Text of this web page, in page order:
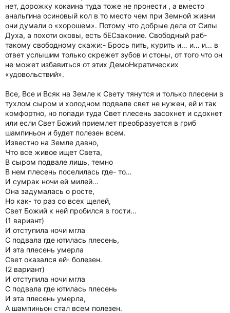
нет, дорожку кокаина туда тоже не пронести , а вместо
анальгина осиновый кол в то место чем при Земной жизни
они думали о «хорошем». Потому что добрые дела от Силы
Духа, а похоти оковы, есть бЕСзаконие. Свободный раб-
такому свободному скажи:- Брось пить, курить и… и… и... в
ответ услышим только скрежет зубов и стоны, от того что он
не может избавиться от этих ДемоНкратических
«удовольствий».
Все, Все и Всяк на Земле к Свету тянутся и только плесени в
тухлом сыром и холодном подвале свет не нужен, ей и так
комфортно, но попади туда Свет плесень засохнет и сдохнет
или если Свет Божий приемлет преобразуется в гриб
шампиньон и будет полезен всем.
Известно на Земле давно,
Что все живое ищет Света,
В сыром подвале лишь, темно
В нем плесень поселилась где- то…
И сумрак ночи ей милей…
Она задумалась о росте,
Но как- то раз со всех щелей,
Свет Божий к ней пробился в гости…
(1 вариант)
И отступила ночи мгла
С подвала где ютилась плесень,
И эта плесень умерла
Свет оказался ей- болезен.
(2 вариант)
И отступила ночи мгла
С подвала где ютилась плесень
И эта плесень умерла,
А шампиньон стал всем полезен.